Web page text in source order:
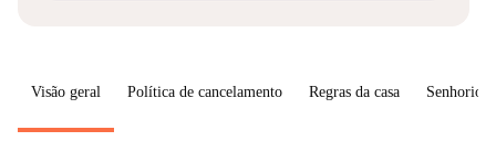
Visão geral Política de cancelamento Regras da casa Senhorio